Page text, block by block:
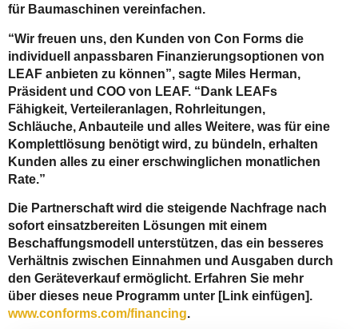
für Baumaschinen vereinfachen.
“Wir freuen uns, den Kunden von Con Forms die
individuell anpassbaren Finanzierungsoptionen von
LEAF anbieten zu können”, sagte Miles Herman,
Präsident und COO von LEAF. “Dank LEAFs
Fähigkeit, Verteileranlagen, Rohrleitungen,
Schläuche, Anbauteile und alles Weitere, was für eine
Komplettlösung benötigt wird, zu bündeln, erhalten
Kunden alles zu einer erschwinglichen monatlichen
Rate.”
Die Partnerschaft wird die steigende Nachfrage nach
sofort einsatzbereiten Lösungen mit einem
Beschaffungsmodell unterstützen, das ein besseres
Verhältnis zwischen Einnahmen und Ausgaben durch
den Geräteverkauf ermöglicht. Erfahren Sie mehr
über dieses neue Programm unter [Link einfügen].
www.conforms.com/financing.